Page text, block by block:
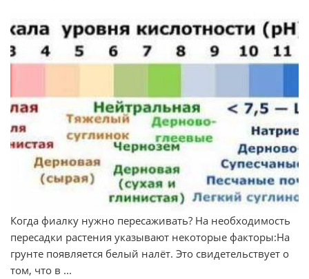
Когда фиалку нужно пересаживать? На необходимость
пересадки растения указывают некоторые факторы:На
грунте появляется белый налёт. Это свидетельствует о
том, что в ...